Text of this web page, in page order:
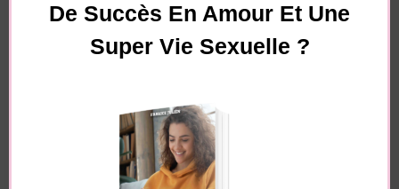
Laisser un commentaire
champs obligatoires sont indiqués avec
De Succès En Amour Et Une
Super Vie Sexuelle ?